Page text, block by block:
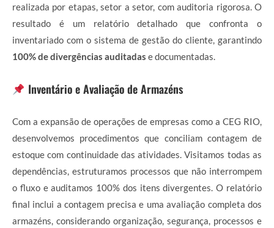
realizada por etapas, setor a setor, com auditoria rigorosa. O
resultado é um relatório detalhado que confronta o
inventariado com o sistema de gestão do cliente, garantindo
100% de divergências auditadas e documentadas.
Inventário e Avaliação de Armazéns
Com a expansão de operações de empresas como a CEG RIO,
desenvolvemos procedimentos que conciliam contagem de
estoque com continuidade das atividades. Visitamos todas as
dependências, estruturamos processos que não interrompem
o fluxo e auditamos 100% dos itens divergentes. O relatório
final inclui a contagem precisa e uma avaliação completa dos
armazéns, considerando organização, segurança, processos e